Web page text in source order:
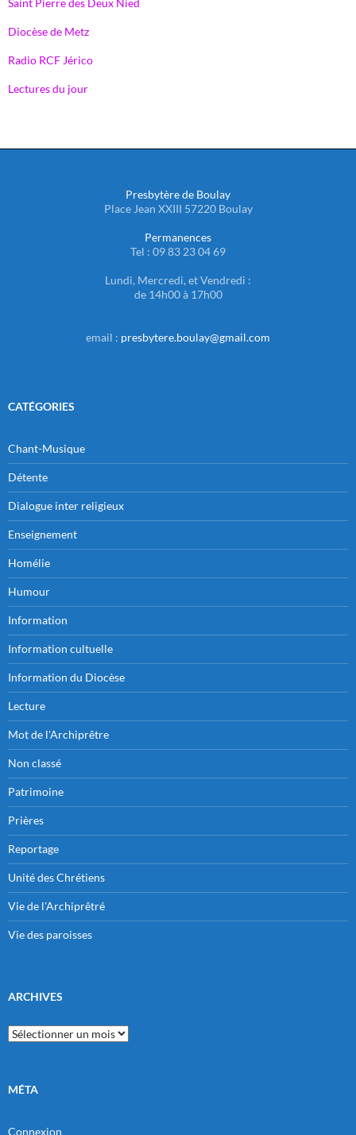
Diocèse de Metz
Radio RCF Jérico
Lectures du jour
Presbytère de Boulay
Place Jean XXIII 57220 Boulay
Permanences
Tel : 09 83 23 04 69
Lundi, Mercredi, et Vendredi :
de 14h00 à 17h00
email : presbytere.boulay@gmail.com
CATÉGORIES
Chant-Musique
Détente
Dialogue inter religieux
Enseignement
Homélie
Humour
Information
Information cultuelle
Information du Diocèse
Lecture
Mot de l'Archiprêtre
Non classé
Patrimoine
Prières
Reportage
Unité des Chrétiens
Vie de l'Archiprêtré
Vie des paroisses
ARCHIVES
Archives
MÉTA
Connexion